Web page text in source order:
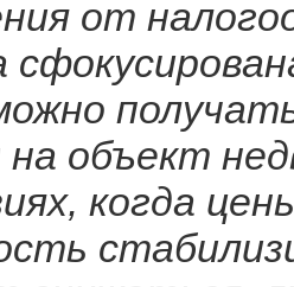
от
на объект
когда